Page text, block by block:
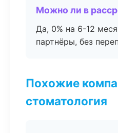
Можно ли в
Да, 0% на 6-12
партнёры, без
Похожие
стоматология